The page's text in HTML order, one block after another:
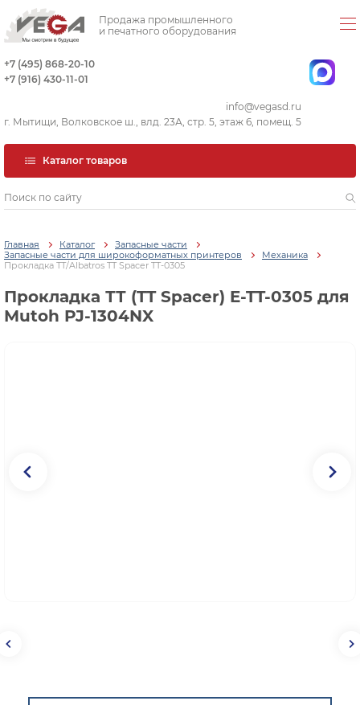
Продажа промышленного
и печатного оборудования
+7 (495) 868-20-10
+7 (916) 430-11-01
info@vegasd.ru
г. Мытищи, Волковское ш., влд. 23А, стр. 5, этаж 6, помещ. 5
Каталог товаров
Главная Каталог
Запасные части
Запасные части для широкоформатных принтеров
Механика
Прокладка ТТ/Albatros TT Spacer TT-0305
Прокладка ТТ (TT Spacer) E-TT-0305 для
Mutoh PJ-1304NX